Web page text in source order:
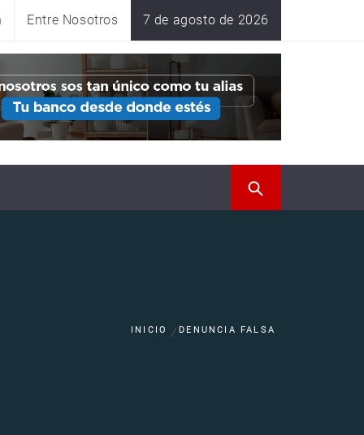
Entre Nosotros 7 de agosto de 2026
INICIO DENUNCIA FALSA